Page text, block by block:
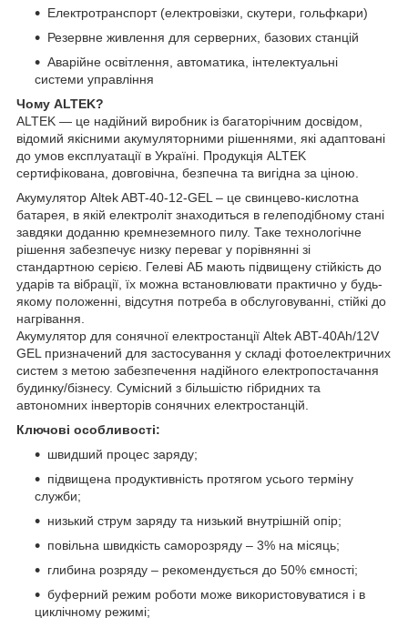
Електротранспорт (електровізки, скутери, гольфкари)
Резервне живлення для серверних, базових станцій
Аварійне освітлення, автоматика, інтелектуальні
системи управління
Чому ALTEK?
ALTEK — це надійний виробник із багаторічним досвідом,
відомий якісними акумуляторними рішеннями, які адаптовані
до умов експлуатації в Україні. Продукція ALTEK
сертифікована, довговічна, безпечна та вигідна за ціною.
Акумулятор Altek ABT-40-12-GEL – це свинцево-кислотна
батарея, в якій електроліт знаходиться в гелеподібному стані
завдяки доданню кремнеземного пилу. Таке технологічне
рішення забезпечує низку переваг у порівнянні зі
стандартною серією. Гелеві АБ мають підвищену стійкість до
ударів та вібрації, їх можна встановлювати практично у будь-
якому положенні, відсутня потреба в обслуговуванні, стійкі до
нагрівання.
Акумулятор для сонячної електростанції Altek ABT-40Аh/12V
GEL призначений для застосування у складі фотоелектричних
систем з метою забезпечення надійного електропостачання
будинку/бізнесу. Сумісний з більшістю гібридних та
автономних інверторів сонячних електростанцій.
Ключові особливості:
швидший процес заряду;
підвищена продуктивність протягом усього терміну
служби;
низький струм заряду та низький внутрішній опір;
повільна швидкість саморозряду – 3% на місяць;
глибина розряду – рекомендується до 50% ємності;
буферний режим роботи може використовуватися і в
циклічному режимі;